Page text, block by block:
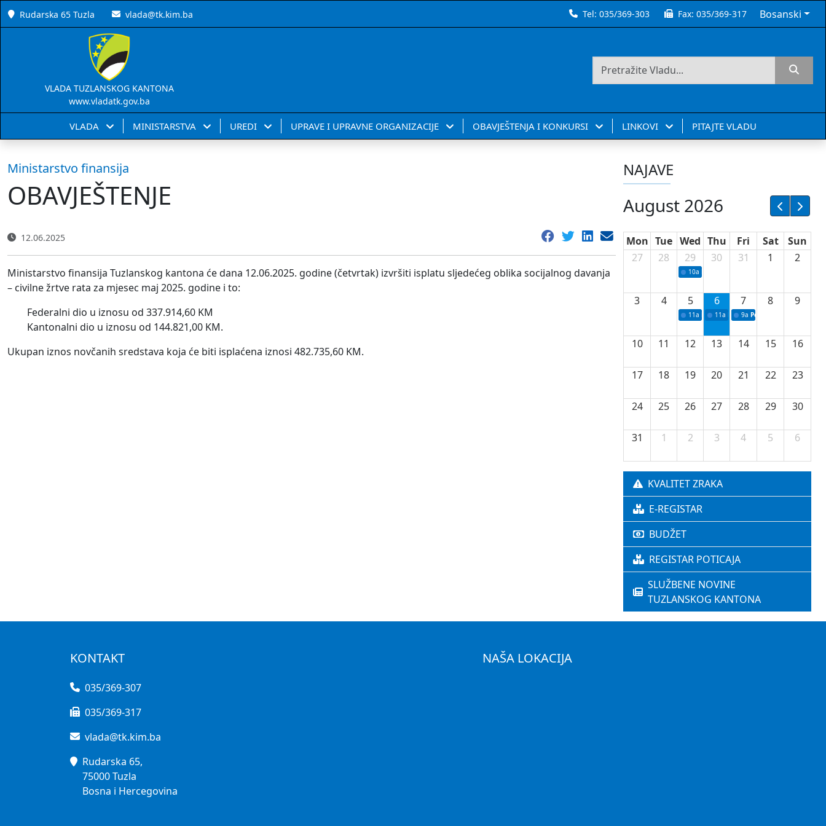
Rudarska 65 Tuzla vlada@tk.kim.ba Tel:035/369-303 Fax:035/369-317 Bosanski
VLADA TUZLANSKOG KANTONA
www.vladatk.gov.ba
VLADA MINISTARSTVA UREDI UPRAVE I UPRAVNE ORGANIZACIJE OBAVJEŠTENJA I KONKURSI LINKOVI PITAJTE VLADU
Ministarstvo finansija
OBAVJEŠTENJE
12.06.2025
Ministarstvo finansija Tuzlanskog kantona će dana 12.06.2025. godine (četvrtak) izvršiti isplatu sljedećeg oblika socijalnog davanja
– civilne žrtve rata za mjesec maj 2025. godine i to:
Federalni dio u iznosu od 337.914,60 KM
Kantonalni dio u iznosu od 144.821,00 KM.
Ukupan iznos novčanih sredstava koja će biti isplaćena iznosi 482.735,60 KM.
NAJAVE
August 2026
Mon Tue Wed Thu Fri Sat
Sun
27
28 29
10a Potpisivanje ugovora sa neprofitnim
30 31 1 2
3 4 5
11a Potpisivanje ugovora o stipendijama
6
11a Podrška razvoju vodne
7
9a Početak izgradnje nove
8 9
10 11 12 13 14 15 16
17 18 19 20 21 22 23
24 25 26 27 28 29 30
31 1 2 3 4 5 6
KVALITET ZRAKA
E-REGISTAR
BUDŽET
REGISTAR POTICAJA
SLUŽBENE NOVINE
TUZLANSKOG KANTONA
KONTAKT
035/369-307
035/369-317
vlada@tk.kim.ba
Rudarska 65,
75000 Tuzla
Bosna i Hercegovina
NAŠA LOKACIJA